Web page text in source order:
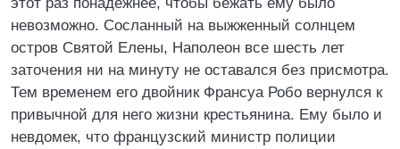
невозможно. Сосланный на выжженный солнцем
остров Святой Елены, Наполеон все шесть лет
заточения ни на минуту не оставался без присмотра.
Тем временем его двойник Франсуа Робо вернулся к
привычной для него жизни крестьянина. Ему было и
невдомек, что французский министр полиции